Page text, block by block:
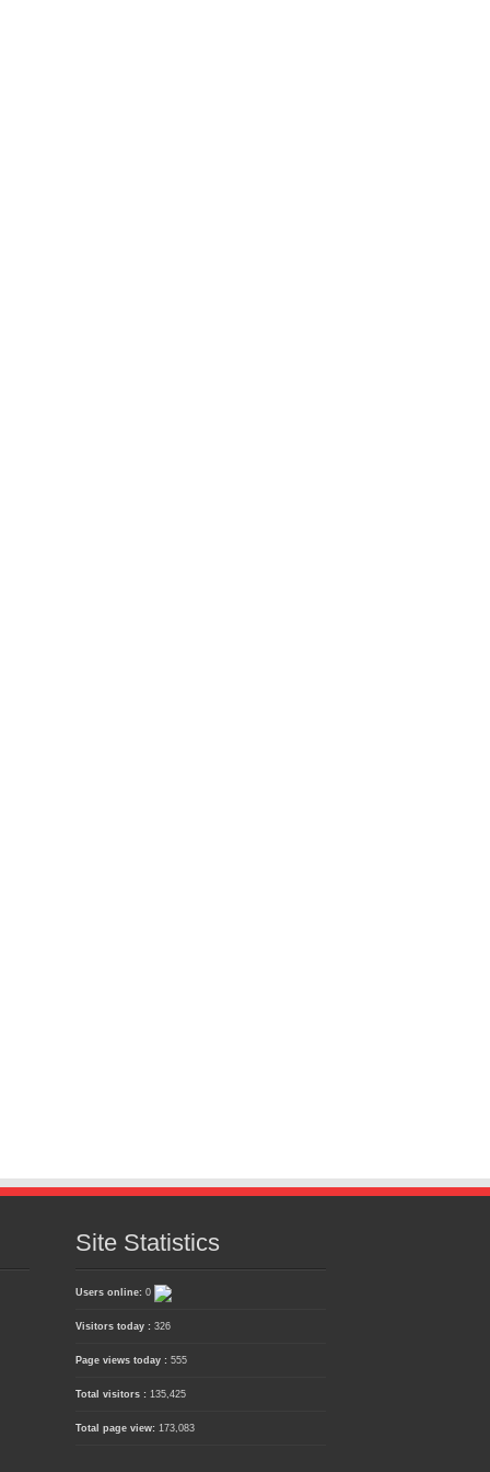
Site Statistics
Users online: 0
Visitors today : 326
Page views today : 555
Total visitors : 135,425
Total page view: 173,083